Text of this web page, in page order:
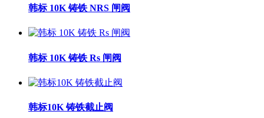
韩标 10K 铸铁 NRS 闸阀
韩标 10K 铸铁 Rs 闸阀
韩标10K 铸铁截止阀